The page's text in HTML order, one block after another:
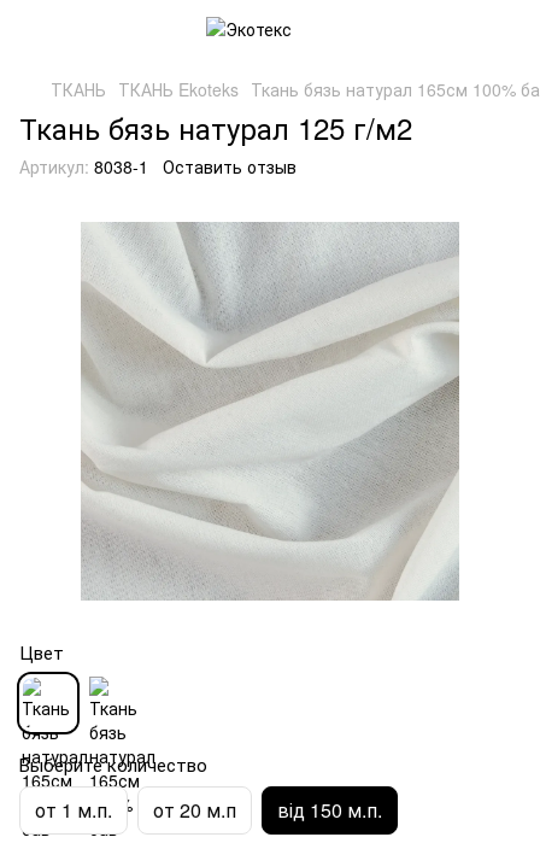
ТКАНЬ ТКАНЬ Ekoteks Ткань бязь натурал 165см 100%
Ткань бязь натурал 125 г/м2
Артикул: 8038-1 Оставить отзыв
Цвет
Выберите количество
от 1 м.п. от 20 м.п від 150 м.п.